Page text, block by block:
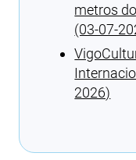
metros
(03-07-
2026)